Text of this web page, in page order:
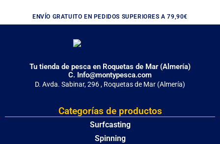
ENVÍO GRATUITO EN PEDIDOS SUPERIORES A 79,90€
Tu tienda de pesca en Roquetas de Mar (Almería)
C. Info@montypesca.com
D. Avda. Sabinar, 296 , Roquetas de Mar (Almería)
Categorías de productos
Surfcasting
Spinning